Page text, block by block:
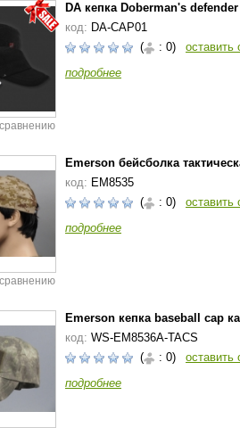
сравнению
DA кепка Doberman's
код: DA-CAP01
(
: 0)
оставить
подробнее
сравнению
Emerson бейсболка
код: EM8535
(
: 0)
оставить
подробнее
Emerson кепка baseball cap
код: WS-EM8536A-TACS
(
: 0)
оставить
подробнее